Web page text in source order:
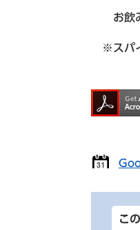
お飲み
※スパイ
こ